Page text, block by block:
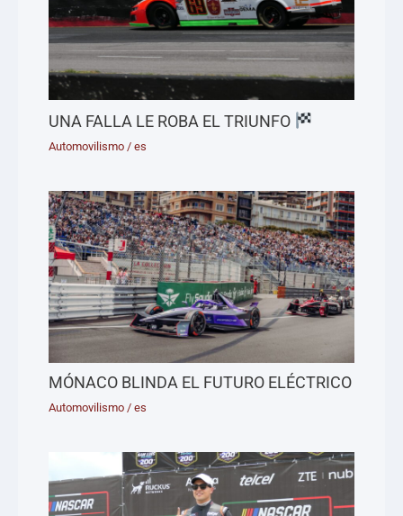
UNA FALLA LE ROBA EL TRIUNFO
Automovilismo /es
MÓNACO BLINDA EL FUTURO ELÉCTRICO
Automovilismo /es